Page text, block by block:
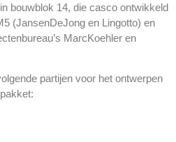
bouwblok 14, die casco ontwikkeld
(JansenDeJong en Lingotto) en
MarcKoehler en
partijen voor het ontwerpen